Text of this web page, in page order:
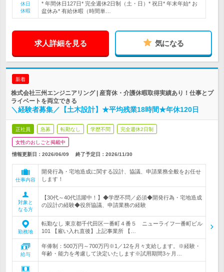
休日
休暇
* 年間休日127日* 完全週休2日制（土・日）* 祝日* 年末年始* お
盆休み* 有給休暇（時間単…
求人詳細を見る 気になる
新着
株式会社三州エンジニアリング | 産育休・介護休暇取得実績あり！仕事とプ
ライベートを両立できる
＼経験者募集／【土木設計】★平均残業18時間★年休120日
正社員 急募 転勤なし 学歴不問 完全週休2日制
女性のおしごと掲載中
情報更新日：2026/06/09 終了予定日： 2026/11/30
仕事内容
開発行為・宅地造成に関する設計、協議、申請業務全般をお任せ
します！
対象と
なる方
【30代～40代活躍中！】◆学歴不問／必須◆開発行為・宅地造成
の設計の経験◆役所協議、申請業務の経験
勤務地
転勤なし 東京都千代田区一番町４番５ ニューライフ一番町ビル
101 【雇い入れ直後】上記事業所 【…
給与
年俸制：500万円～700万円※1／12を月々支給します。※経験・
年齢・能力を考慮して決定いたします※試用期間3ヶ月…